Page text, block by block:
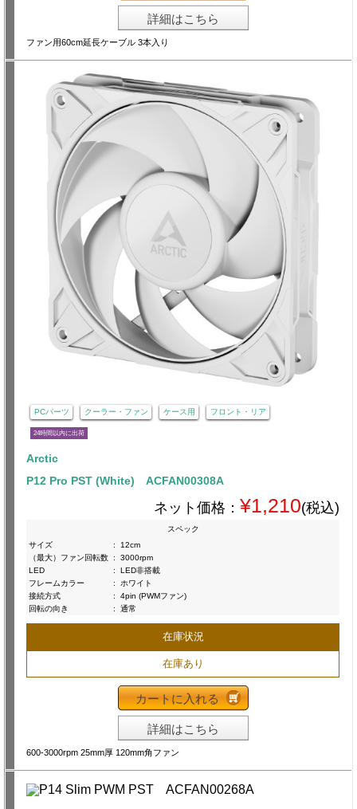
詳細はこちら
ファン用60cm延長ケーブル 3本入り
PCパーツ クーラー・ファン ケース用 フロント・リア
24時間以内に出荷
Arctic
P12 Pro PST (White) ACFAN00308A
ネット価格： ¥1,210(税込)
スペック
サイズ
:
12cm
（最大）ファン回転数 :
3000rpm
LED
:
LED非搭載
フレームカラー
:
ホワイト
接続方式
:
4pin (PWMファン)
回転の向き
: 通常
在庫状況
在庫あり
カートに入れる
詳細はこちら
600-3000rpm 25mm厚 120mm角ファン